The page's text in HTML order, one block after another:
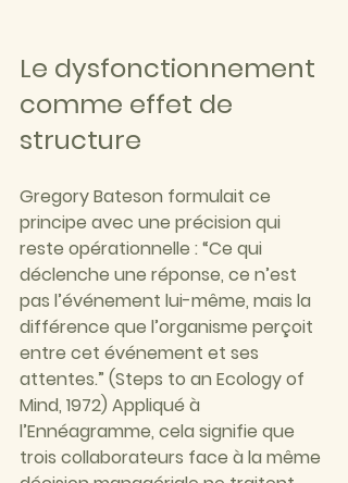
Le dysfonctionnement
comme effet de
structure
Gregory Bateson formulait ce
principe avec une précision qui
reste opérationnelle : “Ce qui
déclenche une réponse, ce n’est
pas l’événement lui-même, mais la
différence que l’organisme perçoit
entre cet événement et ses
attentes.” (Steps to an Ecology of
Mind, 1972) Appliqué à
l’Ennéagramme, cela signifie que
trois collaborateurs face à la même